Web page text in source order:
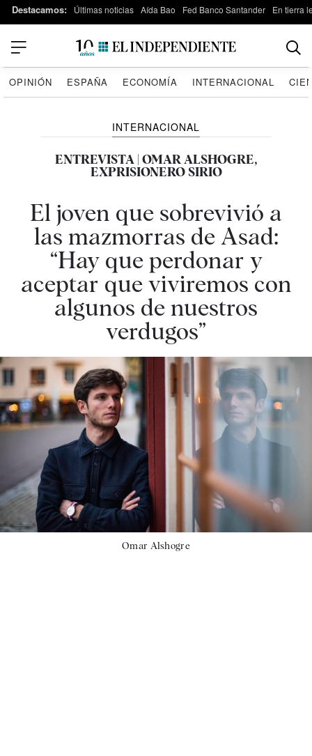
Destacamos: Últimas noticias Aída Bao Fed Banco Santander En tierra
OPINIÓN ESPAÑA ECONOMÍA INTERNACIONAL
INTERNACIONAL
ENTREVISTA | OMAR ALSHOGRE,
EXPRISIONERO SIRIO
El joven que sobrevivió a
las mazmorras de Asad:
“Hay que perdonar y
aceptar que viviremos con
algunos de nuestros
verdugos”
Omar Alshogre